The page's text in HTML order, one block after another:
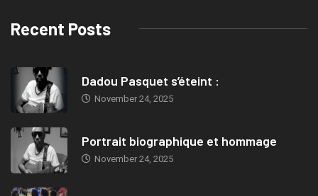
Recent Posts
Dadou Pasquet s’éteint :
November 24, 2025
Portrait biographique et hommage
November 24, 2025